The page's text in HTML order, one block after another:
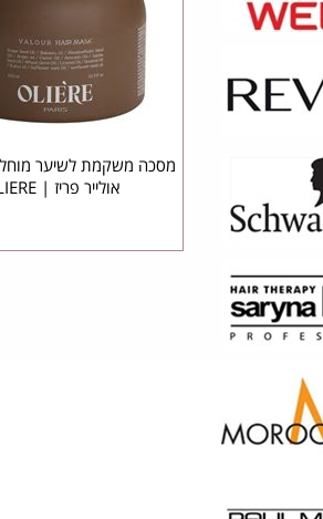
אולייר פריז | OLIERE